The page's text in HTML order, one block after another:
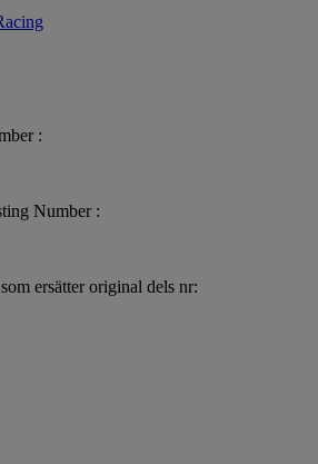
:
Number :
ersätter original dels nr: